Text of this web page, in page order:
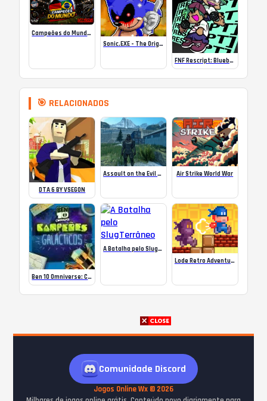
Campeões do Mundo (ISS) Online
Sonic.EXE – The Original Game Online
FNF Rescript: Blueballed
🎯 RELACIONADOS
DTA 6 BY VSEGON
Assault on the Evil Star Air Strike World War
Ben 10 Omniverse: Campeões Galácticos
A Batalha pelo SlugTerrâneo
Lode Retro Adventure
Comunidade Discord
Jogos Online Wx © 2026